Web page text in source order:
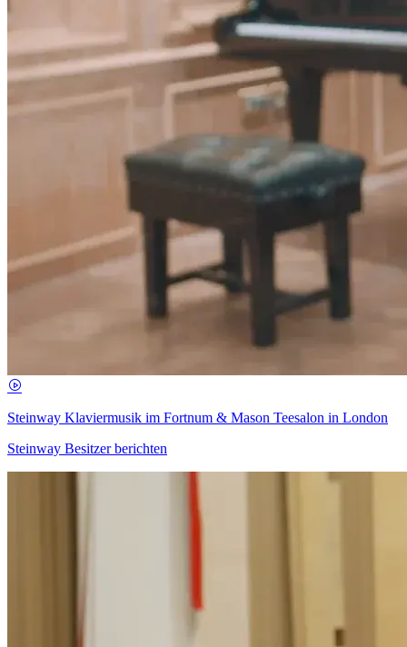
Steinway Klaviermusik im Fortnum & Mason Teesalon in London
Steinway Besitzer berichten